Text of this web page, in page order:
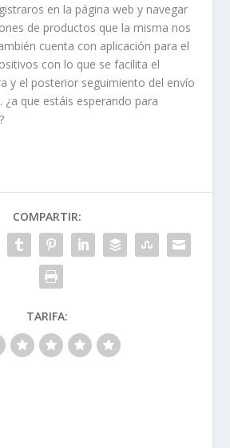
en la página web y navegar
de productos que la misma nos
cuenta con aplicación para el
con lo que se facilita el
y el posterior seguimiento del envío
¿a que estáis esperando para
COMPARTIR:
TARIFA: